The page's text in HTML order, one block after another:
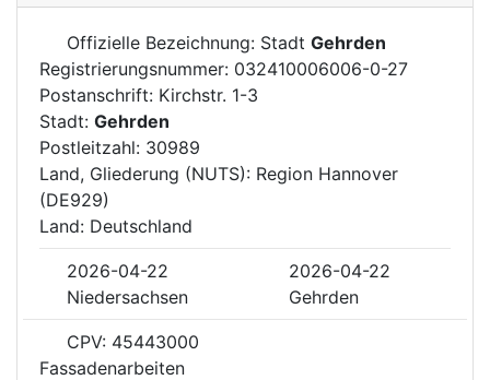
Offizielle Bezeichnung: Stadt Gehrden
Registrierungsnummer: 032410006006-0-27
Postanschrift: Kirchstr. 1-3
Stadt: Gehrden
Postleitzahl: 30989
Land, Gliederung (NUTS): Region Hannover
(DE929)
Land: Deutschland
2026-04-22
2026-04-22
Niedersachsen
Gehrden
CPV: 45443000
Fassadenarbeiten